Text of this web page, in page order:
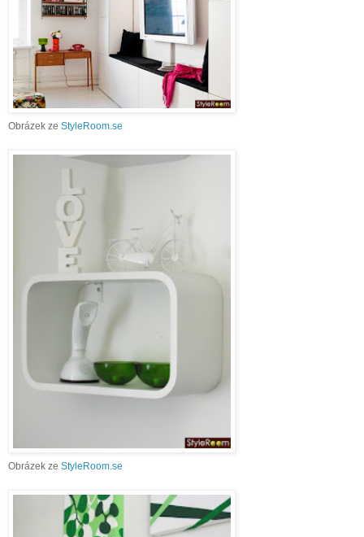
Obrázek ze StyleRoom.se
Obrázek ze StyleRoom.se